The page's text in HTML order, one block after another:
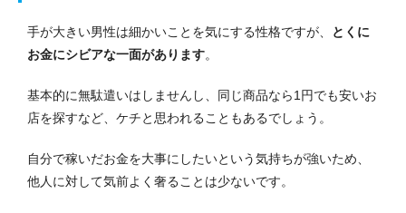
手が大きい男性は細かいことを気にする性格ですが、
とくに
お金にシビアな一面があります。
基本的に無駄遣いはしませんし、同じ商品なら1円でも安いお
店を探すなど、ケチと思われることもあるでしょう。
自分で稼いだお金を大事にしたいという気持ちが強いため、
他人に対して気前よく奢ることは少ないです。